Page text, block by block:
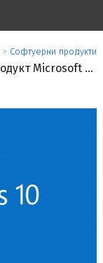
> Софтуерни продукти
Microsoft ...